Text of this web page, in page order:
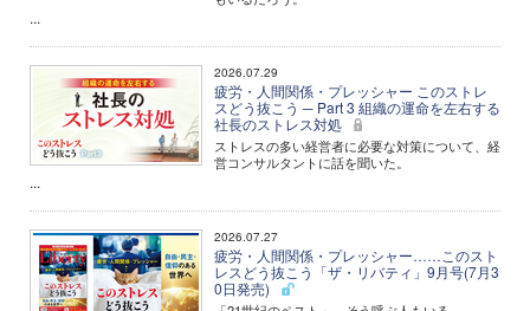
...
2026.07.29
疲労・人間関係・プレッシャー このストレ
スどう抜こう ─ Part 3 組織の運命を左右する
社長のストレス対処
ストレスの多い経営者に必要な対策について、経
営コンサルタントに話を聞いた。
...
2026.07.27
疲労・人間関係・プレッシャー……このスト
レスどう抜こう「ザ・リバティ」9月号(7月3
0日発売)